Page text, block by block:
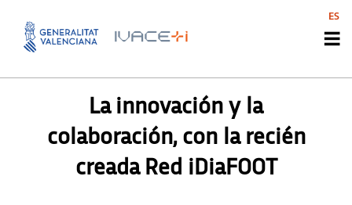
NOTICIAS INNOAGENTS
La innovación y la
colaboración, con la recién
creada Red iDiaFOOT
ES